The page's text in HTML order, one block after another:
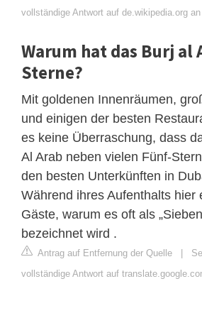
vollständige Antwort auf de.wikipedia.org an
Warum hat das Burj al
Sterne?
Mit goldenen Innenräumen,
und einigen der besten
es keine Überraschung, dass
Al Arab neben vielen Fünf-
den besten Unterkünften in
Während ihres Aufenthalts hier
Gäste, warum es oft als
bezeichnet wird .
Antrag auf Entfernung der Quelle |
vollständige Antwort auf